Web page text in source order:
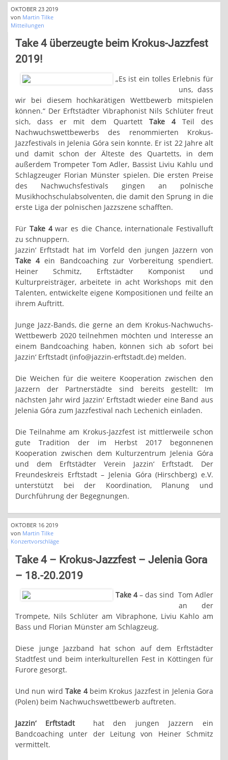
OKTOBER 23 2019
von Martin Tilke
Mitteilungen
Take 4 überzeugte beim Krokus-Jazzfest
2019!
„Es ist ein tolles Erlebnis für
uns, dass
wir bei diesem hochkarätigen Wettbewerb mitspielen
können.“ Der Erftstädter Vibraphonist Nils Schlüter freut
sich, dass er mit dem Quartett Take 4Teil des
Nachwuchswettbewerbs des renommierten Krokus-
Jazzfestivals in Jelenia Góra sein konnte. Er ist 22 Jahre alt
und damit schon der Älteste des Quartetts, in dem
außerdem Trompeter Tom Adler, Bassist Liviu Kahlu und
Schlagzeuger Florian Münster spielen. Die ersten Preise
des Nachwuchsfestivals gingen an polnische
Musikhochschulabsolventen, die damit den Sprung in die
erste Liga der polnischen Jazzszene schafften.
Für Take 4war es die Chance, internationale Festivalluft
zu schnuppern.
Jazzin‘ Erftstadt hat im Vorfeld den jungen Jazzern von
Take 4ein Bandcoaching zur Vorbereitung spendiert.
Heiner Schmitz, Erftstädter Komponist und
Kulturpreisträger, arbeitete in acht Workshops mit den
Talenten, entwickelte eigene Kompositionen und feilte an
ihrem Auftritt.
Junge Jazz-Bands, die gerne an dem Krokus-Nachwuchs-
Wettbewerb 2020 teilnehmen möchten und Interesse an
einem Bandcoaching haben, können sich ab sofort bei
Jazzin‘ Erftstadt (info@jazzin-erftstadt.de) melden.
Die Weichen für die weitere Kooperation zwischen den
Jazzern der Partnerstädte sind bereits gestellt: Im
nächsten Jahr wird Jazzin‘ Erftstadt wieder eine Band aus
Jelenia Góra zum Jazzfestival nach Lechenich einladen.
Die Teilnahme am Krokus-Jazzfest ist mittlerweile schon
gute Tradition der im Herbst 2017 begonnenen
Kooperation zwischen dem Kulturzentrum Jelenia Góra
und dem Erftstädter Verein Jazzin‘ Erftstadt. Der
Freundeskreis Erftstadt – Jelenia Góra (Hirschberg) e.V.
unterstützt bei der Koordination, Planung und
Durchführung der Begegnungen.
OKTOBER 16 2019
von Martin Tilke
Konzertvorschläge
Take 4 – Krokus-Jazzfest – Jelenia Gora
– 18.-20.2019
Take 4– das sind Tom Adler
an der
Trompete, Nils Schlüter am Vibraphone, Liviu Kahlo am
Bass und Florian Münster am Schlagzeug.
Diese junge Jazzband hat schon auf dem Erftstädter
Stadtfest und beim interkulturellen Fest in Köttingen für
Furore gesorgt.
Und nun wirdTake 4beim Krokus Jazzfest in Jelenia Gora
(Polen) beim Nachwuchswettbewerb auftreten.
Jazzin‘ Erftstadt hat den jungen Jazzern ein
Bandcoaching unter der Leitung von Heiner Schmitz
vermittelt.